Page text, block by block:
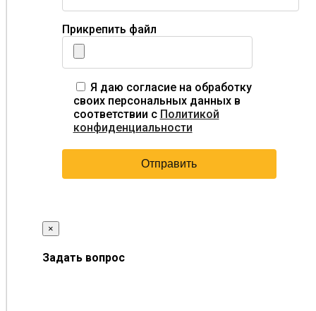
Прикрепить файл
Я даю согласие на обработку
своих персональных данных в
соответствии с Политикой
конфиденциальности
×
Задать вопрос